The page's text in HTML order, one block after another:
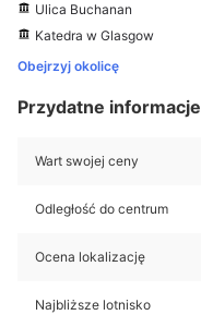
Ulica Buchanan
Katedra w Glasgow
Obejrzyj okolicę
Przydatne informacje
Wart swojej ceny
Odległość do centrum
Ocena lokalizację
Najbliższe lotnisko